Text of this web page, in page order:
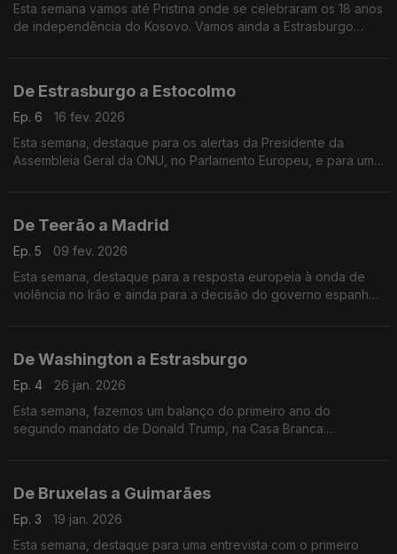
Esta semana vamos até Pristina onde se celebraram os 18 anos
de independência do Kosovo. Vamos ainda a Estrasburgo
De Estrasburgo a Estocolmo
Ep. 6
16 fev. 2026
Esta semana, destaque para os alertas da Presidente da
Assembleia Geral da ONU, no Parlamento Europeu, e para uma
De Teerão a Madrid
Ep. 5
09 fev. 2026
Esta semana, destaque para a resposta europeia à onda de
violência no Irão e ainda para a decisão do governo espanhol
De Washington a Estrasburgo
Ep. 4
26 jan. 2026
Esta semana, fazemos um balanço do primeiro ano do
segundo mandato de Donald Trump, na Casa Branca.
De Bruxelas a Guimarães
Ep. 3
19 jan. 2026
Esta semana, destaque para uma entrevista com o primeiro